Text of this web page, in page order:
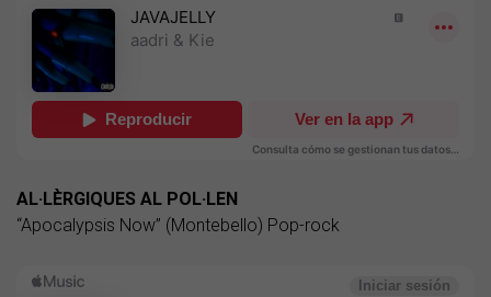
AL·LÈRGIQUES AL POL·LEN
“Apocalypsis Now” (Montebello) Pop-rock